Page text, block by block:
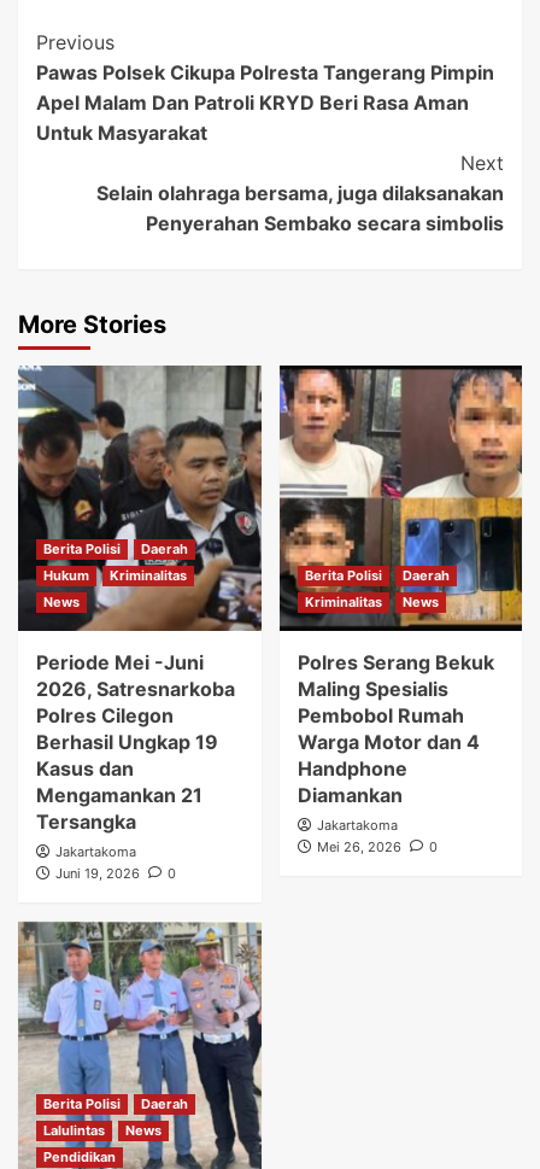
Post
Navigation
Previous
Pawas Polsek Cikupa Polresta Tangerang Pimpin
Apel Malam Dan Patroli KRYD Beri Rasa Aman
Untuk Masyarakat
Next
Selain olahraga bersama, juga dilaksanakan
Penyerahan Sembako secara simbolis
More Stories
Berita Polisi
Daerah
Hukum
Kriminalitas
News
Periode Mei -Juni
2026, Satresnarkoba
Polres Cilegon
Berhasil Ungkap 19
Kasus dan
Mengamankan 21
Tersangka
Jakartakoma
Juni 19, 2026
0
Berita Polisi
Daerah
Kriminalitas
News
Polres Serang Bekuk
Maling Spesialis
Pembobol Rumah
Warga Motor dan 4
Handphone
Diamankan
Jakartakoma
Mei 26, 2026
0
Berita Polisi
Daerah
Lalulintas
News
Pendidikan